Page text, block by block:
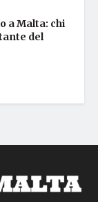
a Malta: chi
del